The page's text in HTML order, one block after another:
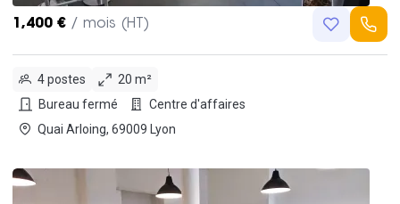
1,400 € / mois (HT)
4 postes
20 m²
Bureau fermé
Centre d'affaires
Quai Arloing, 69009 Lyon